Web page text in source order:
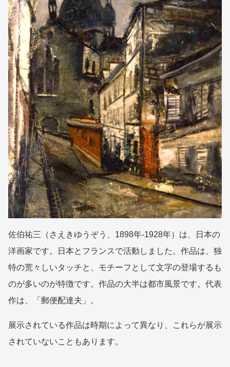
佐伯祐三（さえきゆうぞう、1898年-1928年）は、日本の
洋画家です。日本とフランスで活動しました。作品は、独
特の荒々しいタッチと、モチーフとして文字の登場するも
のが多いのが特徴です。作品の大半は都市風景です。代表
作は、「郵便配達夫」。
展示されている作品は時期によって異なり、これらが展示
されていないこともあります。